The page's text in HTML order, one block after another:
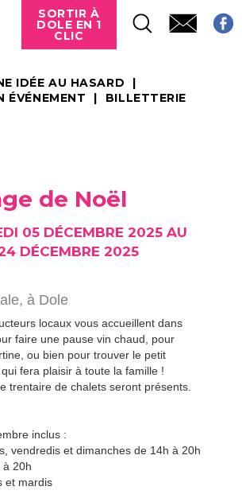
SORTIR À
DOLE EN 1
CLIC
IDÉE AU HASARD
ÉVÉNEMENT
BILLETTERIE
de Noël
05 DÉCEMBRE 2025 AU
DÉCEMBRE 2025
à Dole
locaux vous accueillent dans
faire une pause vin chaud, pour
ou bien pour trouver le petit
fera plaisir à toute la famille !
trentaire de chalets seront présents.
inclus :
vendredis et dimanches de 14h à 20h
à 20h
et mardis